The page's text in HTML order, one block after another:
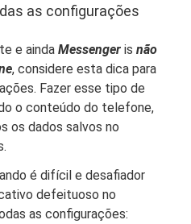
as configurações
e aindaMessengerisnão
, considere esta dica para
Fazer esse tipo de
o conteúdo do telefone,
os dados salvos no
é difícil e desafiador
defeituoso no
as configurações: